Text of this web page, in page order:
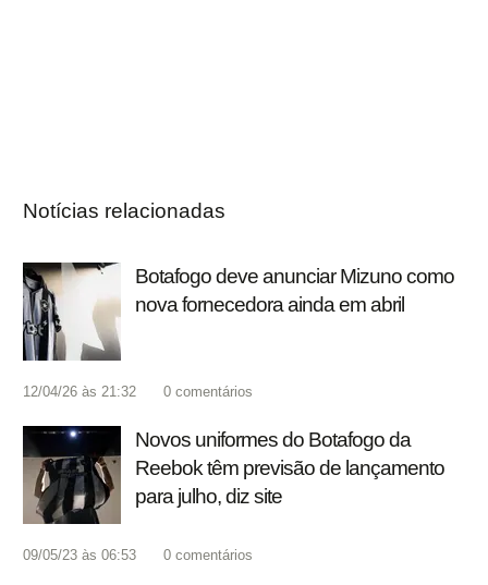
Notícias relacionadas
Botafogo deve anunciar Mizuno como
nova fornecedora ainda em abril
12/04/26 às 21:32 0 comentários
Novos uniformes do Botafogo da
Reebok têm previsão de lançamento
para julho, diz site
09/05/23 às 06:53 0 comentários